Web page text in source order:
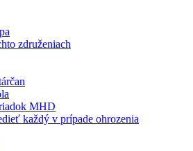
združeniach
MHD
každý v prípade ohrozenia